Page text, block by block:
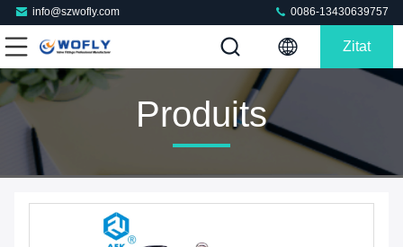
info@szwofly.com 0086-13430639757
Zitat
Produits